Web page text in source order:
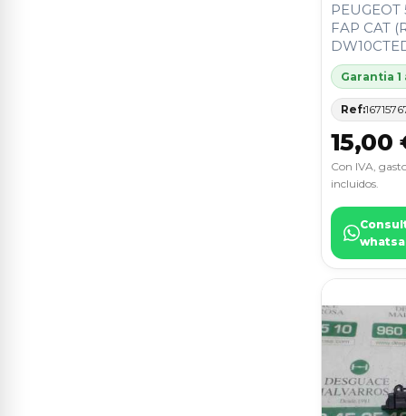
FAP CAT
Garantia 1
Ref:
15,00
Con IVA,
incluidos.